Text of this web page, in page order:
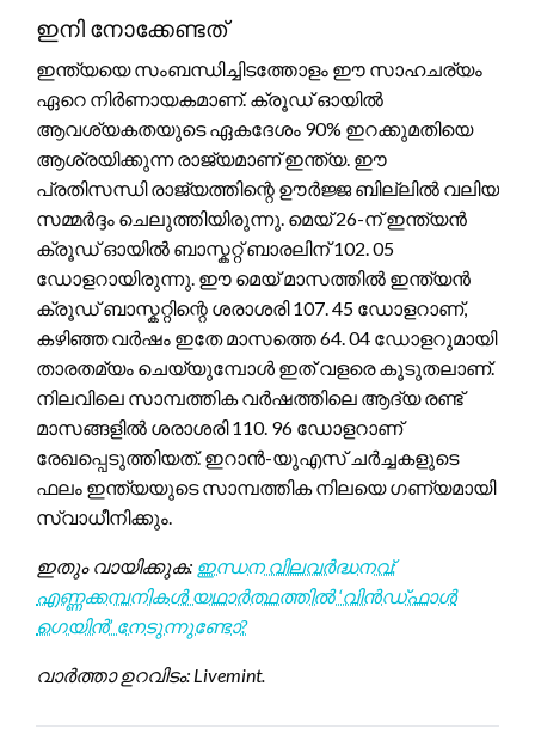
ഇനി നോക്കേണ്ടത്
ഇന്ത്യയെ സംബന്ധിച്ചിടത്തോളം ഈ സാഹചര്യം
ഏറെ നിർണായകമാണ്. ക്രൂഡ് ഓയിൽ
ആവശ്യകതയുടെ ഏകദേശം 90% ഇറക്കുമതിയെ
ആശ്രയിക്കുന്ന രാജ്യമാണ് ഇന്ത്യ. ഈ
പ്രതിസന്ധി രാജ്യത്തിന്റെ ഊർജ്ജ ബില്ലിൽ വലിയ
സമ്മർദ്ദം ചെലുത്തിയിരുന്നു. മെയ് 26-ന് ഇന്ത്യൻ
ക്രൂഡ് ഓയിൽ ബാസ്കറ്റ് ബാരലിന് 102. 05
ഡോളറായിരുന്നു. ഈ മെയ് മാസത്തിൽ ഇന്ത്യൻ
ക്രൂഡ് ബാസ്കറ്റിന്റെ ശരാശരി 107. 45 ഡോളറാണ്,
കഴിഞ്ഞ വർഷം ഇതേ മാസത്തെ 64. 04 ഡോളറുമായി
താരതമ്യം ചെയ്യുമ്പോൾ ഇത് വളരെ കൂടുതലാണ്.
നിലവിലെ സാമ്പത്തിക വർഷത്തിലെ ആദ്യ രണ്ട്
മാസങ്ങളിൽ ശരാശരി 110. 96 ഡോളറാണ്
രേഖപ്പെടുത്തിയത്. ഇറാൻ-യുഎസ് ചർച്ചകളുടെ
ഫലം ഇന്ത്യയുടെ സാമ്പത്തിക നിലയെ ഗണ്യമായി
സ്വാധീനിക്കും.
ഇതും വായിക്കുക: ഇന്ധന വിലവർദ്ധനവ്:
എണ്ണക്കമ്പനികൾ യഥാർത്ഥത്തിൽ ‘വിൻഡ്‌ഫാൾ
ഗെയിൻ’ നേടുന്നുണ്ടോ?
വാർത്താ ഉറവിടം: Livemint.